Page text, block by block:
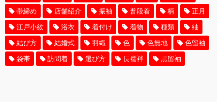
帯締め 店舗紹介 振袖 普段着 柄 正月
江戸小紋 浴衣 着付け 着物 種類 紬
結び方 結婚式 羽織 色 色無地 色留袖
袋帯 訪問着 選び方 長襦袢 黒留袖